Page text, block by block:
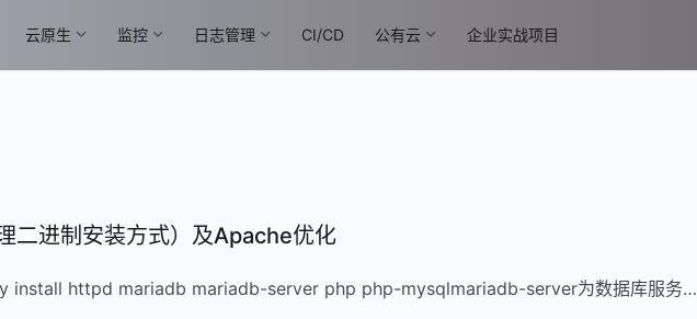
云原生 监控 日志管理 CI/CD 公有云 企业实战项目
二进制安装方式）及Apache优化
install httpd mariadb mariadb-server php php-mysqlmariadb-server为数据库服务…